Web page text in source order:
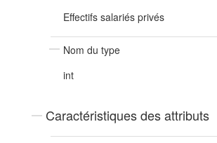
Effectifs salariés privés
Nom du type
int
Caractéristiques des attributs